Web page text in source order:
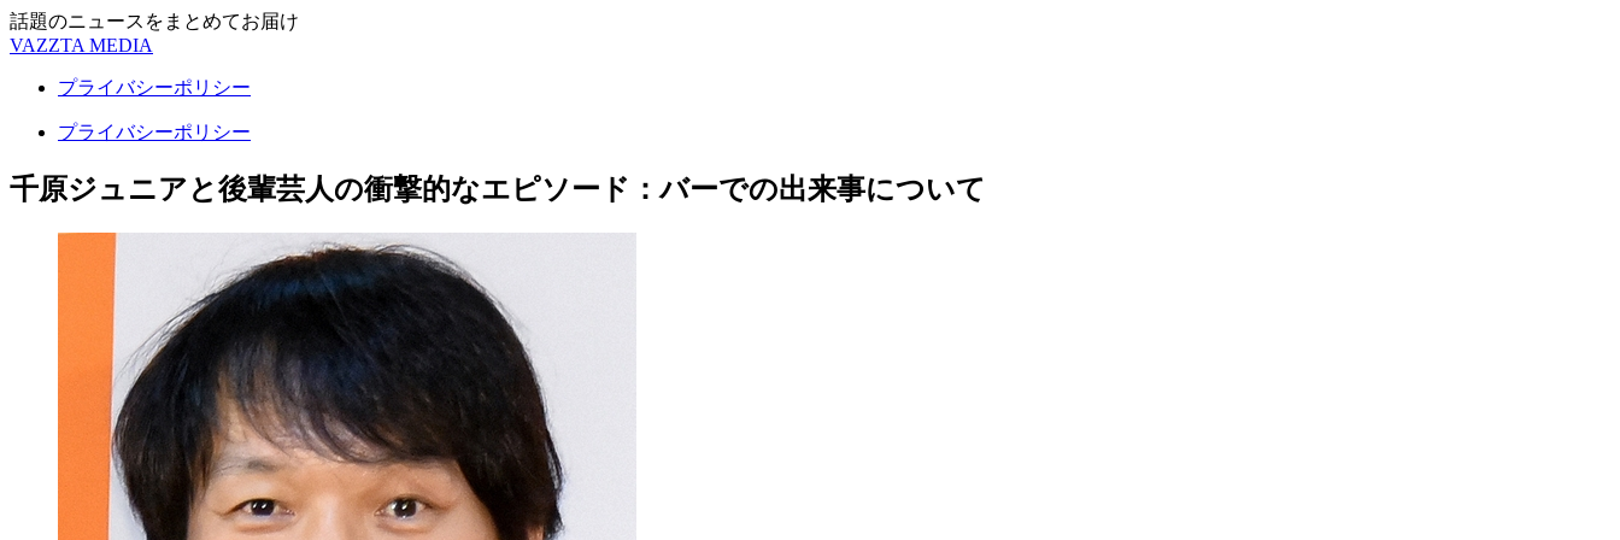
話題のニュースをまとめてお届け
VAZZTA MEDIA
プライバシーポリシー
プライバシーポリシー
千原ジュニアと後輩芸人の衝撃的なエピソード：バーでの出来事について